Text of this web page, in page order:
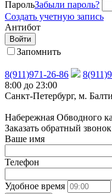
ПарольЗабыли пароль?
Создать учетную запись
Антибот
Войти
Запомнить
8(911)971-26-86
8:00 до 23:00
Санкт-Петербург, м.
Набережная Обводного
Заказать обратный звонок
Ваше имя
Телефон
Удобное время